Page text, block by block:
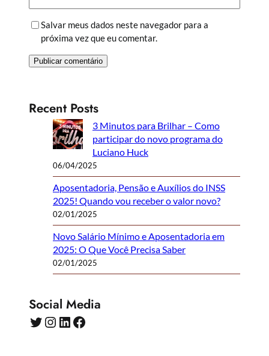
Salvar meus dados neste navegador para a
próxima vez que eu comentar.
Recent Posts
3 Minutos para Brilhar – Como
participar do novo programa do
Luciano Huck
06/04/2025
Aposentadoria, Pensão e Auxílios do INSS
2025! Quando vou receber o valor novo?
02/01/2025
Novo Salário Mínimo e Aposentadoria em
2025: O Que Você Precisa Saber
02/01/2025
Social Media
Twitter Instagram LinkedIn Facebook